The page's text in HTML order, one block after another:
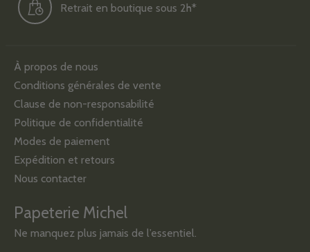
Retrait en boutique sous 2h*
À propos de nous
Conditions générales de vente
Clause de non-responsabilité
Politique de confidentialité
Modes de paiement
Expédition et retours
Nous contacter
Papeterie Michel
Ne manquez plus jamais de l’essentiel.